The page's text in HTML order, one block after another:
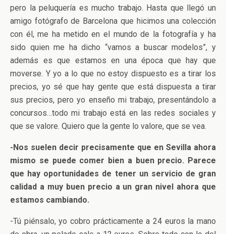
pero la peluquería es mucho trabajo. Hasta que llegó un
amigo fotógrafo de Barcelona que hicimos una colección
con él, me ha metido en el mundo de la fotografía y ha
sido quien me ha dicho “vamos a buscar modelos”, y
además es que estamos en una época que hay que
moverse. Y yo a lo que no estoy dispuesto es a tirar los
precios, yo sé que hay gente que está dispuesta a tirar
sus precios, pero yo enseño mi trabajo, presentándolo a
concursos…todo mi trabajo está en las redes sociales y
que se valore. Quiero que la gente lo valore, que se vea.
-Nos suelen decir precisamente que en Sevilla ahora
mismo se puede comer bien a buen precio. Parece
que hay oportunidades de tener un servicio de gran
calidad a muy buen precio a un gran nivel ahora que
estamos cambiando.
-Tú piénsalo, yo cobro prácticamente a 24 euros la mano